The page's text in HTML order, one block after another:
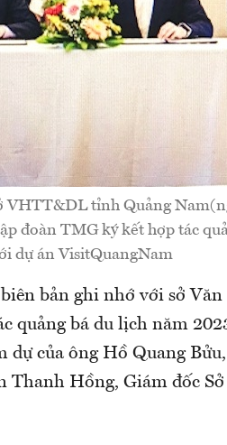
VHTT&DL tỉnh Quảng
đoàn TMG ký kết hợp tác
dự án VisitQuangNam
bản ghi nhớ với sở Văn
quảng bá du lịch năm
dự của ông Hồ Quang
Thanh Hồng, Giám đốc